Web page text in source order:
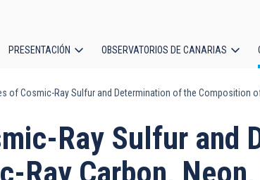
principal
PRESENTACIÓN OBSERVATORIOS DE CANARIAS
of Cosmic-Ray Sulfur and Determination of the Composition
Ray Sulfur and